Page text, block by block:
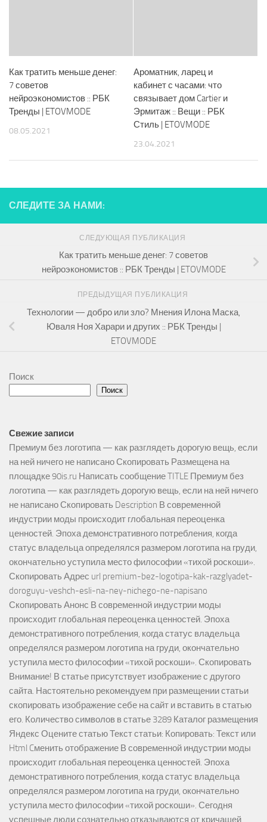
Как тратить меньше денег:
7 советов
нейроэкономистов :: РБК
Тренды | ETOVMODE
08.05.2021
Ароматник, ларец и
кабинет с часами: что
связывает дом Cartier и
Эрмитаж :: Вещи :: РБК
Стиль | ETOVMODE
23.04.2021
СЛЕДИТЕ ЗА НАМИ:
СЛЕДУЮЩАЯ ПУБЛИКАЦИЯ
Как тратить меньше денег: 7 советов
нейроэкономистов :: РБК Тренды | ETOVMODE
ПРЕДЫДУЩАЯ ПУБЛИКАЦИЯ
Технологии — добро или зло? Мнения Илона Маска,
Юваля Ноя Харари и других :: РБК Тренды |
ETOVMODE
Поиск
Поиск
Свежие записи
Премиум без логотипа — как разглядеть дорогую вещь, если
на ней ничего не написано Скопировать Размещена на
площадке 90is.ru Написать сообщение TITLE Премиум без
логотипа — как разглядеть дорогую вещь, если на ней ничего
не написано Скопировать Description В современной
индустрии моды происходит глобальная переоценка
ценностей. Эпоха демонстративного потребления, когда
статус владельца определялся размером логотипа на груди,
окончательно уступила место философии «тихой роскоши».
Скопировать Адрес url premium-bez-logotipa-kak-razglyadet-
doroguyu-veshch-esli-na-ney-nichego-ne-napisano
Скопировать Анонс В современной индустрии моды
происходит глобальная переоценка ценностей. Эпоха
демонстративного потребления, когда статус владельца
определялся размером логотипа на груди, окончательно
уступила место философии «тихой роскоши». Скопировать
Внимание! В статье присутствует изображение с другого
сайта. Настоятельно рекомендуем при размещении статьи
скопировать изображение себе на сайт и вставить в статью
его. Количество символов в статье 3289 Каталог размещения
Яндекс Оцените статью Текст статьи: Копировать: Текст или
Html Cменить отображение В современной индустрии моды
происходит глобальная переоценка ценностей. Эпоха
демонстративного потребления, когда статус владельца
определялся размером логотипа на груди, окончательно
уступила место философии «тихой роскоши». Сегодня
успешные люди сознательно отказываются от кричащей